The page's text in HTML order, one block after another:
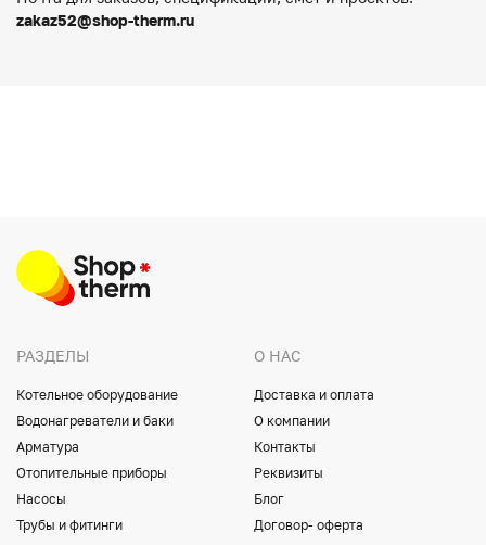
zakaz52@shop-therm.ru
РАЗДЕЛЫ
Котельное оборудование
Водонагреватели и баки
Арматура
Отопительные приборы
Насосы
Трубы и фитинги
О НАС
Доставка и оплата
О компании
Контакты
Реквизиты
Блог
Договор- оферта